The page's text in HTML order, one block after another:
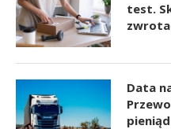
test.
Data